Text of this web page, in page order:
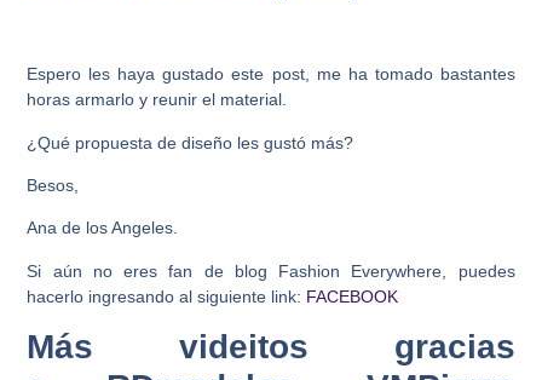
Espero les haya gustado este post, me ha tomado bastantes
horas armarlo y reunir el material.
¿Qué propuesta de diseño les gustó más?
Besos,
Ana de los Angeles.
Si aún no eres fan de blog Fashion Everywhere, puedes
hacerlo ingresando al siguiente link: FACEBOOK
Más videitos gracias